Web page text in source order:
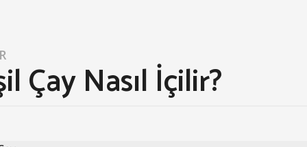
Çay Nasıl İçilir?